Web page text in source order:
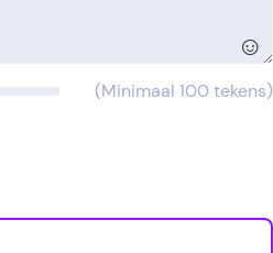
☺
(Minimaal 100 tekens)